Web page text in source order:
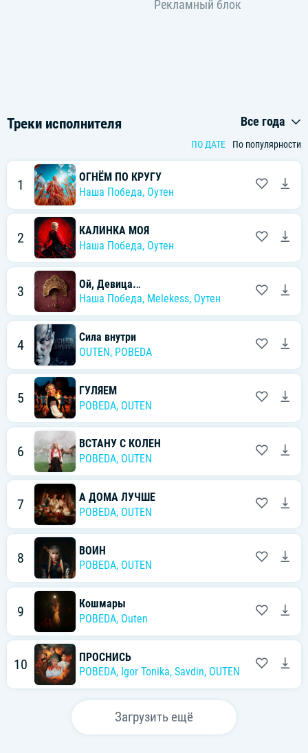
Треки исполнителя Все года
ПО ДАТЕ По популярности
1
ОГНЁМ ПО КРУГУ
Наша Победа, Оутен
2
КАЛИНКА МОЯ
Наша Победа, Оутен
3
Ой, Девица.․․
Наша Победа, Melekess, Оутен
4
Сила внутри
OUTEN, POBEDA
5
ГУЛЯЕМ
POBEDA, OUTEN
6
ВСТАНУ С КОЛЕН
POBEDA, OUTEN
7
А ДОМА ЛУЧШЕ
POBEDA, OUTEN
8
ВОИН
POBEDA, OUTEN
9
Кошмары
POBEDA, Outen
10
ПРОСНИСЬ
POBEDA, Igor Tonika, Savdin, OUTEN
Загрузить ещё